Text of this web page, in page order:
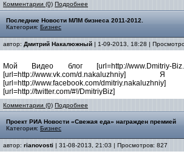
Комментарии (0) Подробнее
Последние Новости МЛМ бизнеса 2011-2012.
Категория: Бизнес
автор: Дмитрий Накалюжный | 1-09-2013, 18:28 |
Мой Видео блог [url=http://www.Dmitriy-
[url=http://www.vk.com/
[url=http://www.facebook.com/
[url=http://twitter.com/#!/DmitriyBiz]
Комментарии (0) Подробнее
Проект РИА Новости «Свежая еда» награжден премией
Категория: Бизнес
автор: rianovosti | 31-08-2013, 21:03 | Просмотров: 827